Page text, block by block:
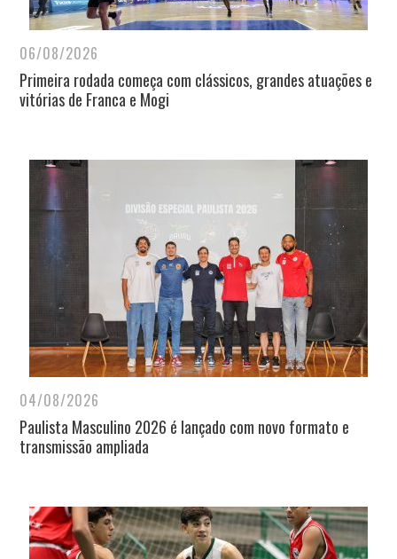
06/08/2026
Primeira rodada começa com clássicos, grandes atuações e
vitórias de Franca e Mogi
04/08/2026
Paulista Masculino 2026 é lançado com novo formato e
transmissão ampliada